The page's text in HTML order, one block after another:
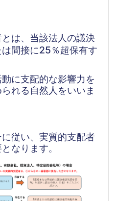
は、当該法人の議決
間接に25％超保有す
に支配的な影響力を
れる自然人をいいま
従い、実質的支配者
なります。